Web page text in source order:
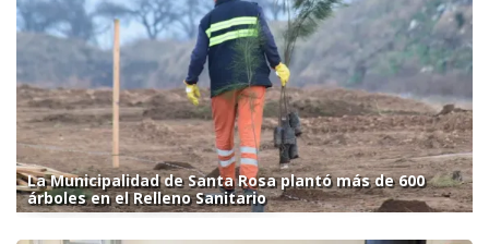
La Municipalidad de Santa Rosa plantó más de 600
árboles en el Relleno Sanitario